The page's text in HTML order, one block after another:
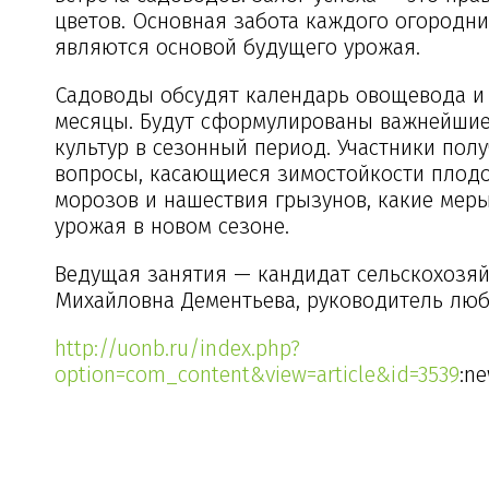
цветов. Основная забота каждого
являются основой будущего урожая.
Садоводы обсудят календарь овощевода
месяцы. Будут сформулированы
культур в сезонный период. Участники
вопросы, касающиеся зимостойкости
морозов и нашествия грызунов, какие
урожая в новом сезоне.
Ведущая занятия — кандидат
Михайловна Дементьева, руководитель
http://uonb.ru/index.php?
option=com_content&view=article&id=3539